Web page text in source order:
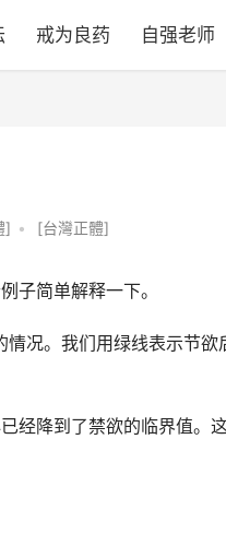
戒为良药 自强老师
] •
[台灣正體]
简单解释一下。
况。我们用绿线表示节欲
降到了禁欲的临界值。